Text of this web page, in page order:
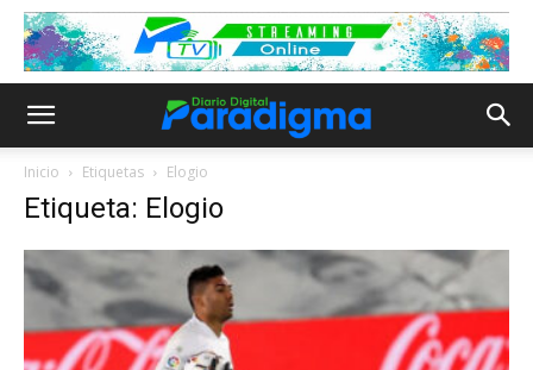
Inicio Etiquetas Elogio
Etiqueta: Elogio